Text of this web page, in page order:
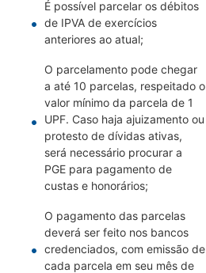
É possível parcelar os débitos
de IPVA de exercícios
anteriores ao atual;
O parcelamento pode chegar
a até 10 parcelas, respeitado o
valor mínimo da parcela de 1
UPF. Caso haja ajuizamento ou
protesto de dívidas ativas,
será necessário procurar a
PGE para pagamento de
custas e honorários;
O pagamento das parcelas
deverá ser feito nos bancos
credenciados, com emissão de
cada parcela em seu mês de